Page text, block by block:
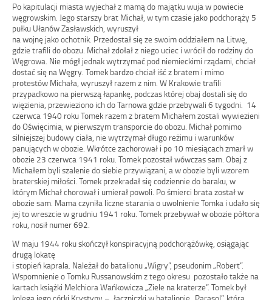
Po kapitulacji miasta wyjechał z mamą do majątku wuja w powiecie
węgrowskim. Jego starszy brat Michał, w tym czasie jako podchorąży 5
pułku Ułanów Zasławskich, wyruszył
na wojnę jako ochotnik. Przedostał się ze swoim oddziałem na Litwę,
gdzie trafili do obozu. Michał zdołał z niego uciec i wrócił do rodziny do
Węgrowa. Nie mógł jednak wytrzymać pod niemieckimi rządami, chciał
dostać się na Węgry. Tomek bardzo chciał iść z bratem i mimo
protestów Michała, wyruszył razem z nim. W Krakowie trafili
przypadkowo na pierwszą łapankę, podczas której obaj dostali się do
więzienia, przewieziono ich do Tarnowa gdzie przebywali 6 tygodni. 14
czerwca 1940 roku Tomek razem z bratem Michałem zostali wywiezieni
do Oświęcimia, w pierwszym transporcie do obozu. Michał pomimo
silniejszej budowy ciała, nie wytrzymał długo reżimu i warunków
panujących w obozie. Wkrótce zachorował i po 10 miesiącach zmarł w
obozie 23 czerwca 1941 roku. Tomek pozostał wówczas sam. Obaj z
Michałem byli szalenie do siebie przywiązani, a w obozie byli wzorem
braterskiej miłości. Tomek przekradał się codziennie do baraku, w
którym Michał chorował i umierał powoli. Po śmierci brata został w
obozie sam. Mama czyniła liczne starania o uwolnienie Tomka i udało się
jej to wreszcie w grudniu 1941 roku. Tomek przebywał w obozie półtora
roku, nosił numer 692.
W maju 1944 roku skończył konspiracyjną podchorążówkę, osiągając
drugą lokatę
i stopień kaprala. Należał do batalionu „Wigry”, pseudonim „Robert”.
Wspomnienie o Tomku Russanowskim z tego okresu pozostało także na
kartach książki Melchiora Wańkowicza „Ziele na kraterze”. Tomek był